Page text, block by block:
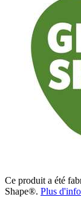
Ce produit a été
Shape®. Plus